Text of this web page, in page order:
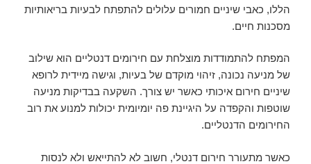
הללו, כאבי שיניים חמורים עלולים להתפתח לבעיות בריאותיות
מסכנות חיים.
המפתח להתמודדות מוצלחת עם חירומים דנטליים הוא שילוב
של מניעה נכונה, זיהוי מוקדם של בעיות, וגישה מיידית לרופא
שיניים חירום איכותי כאשר יש צורך. השקעה בבדיקות מניעה
שוטפות והקפדה על היגיינת פה יומיומית יכולות למנוע את רוב
החירומים הדנטליים.
כאשר מתעורר חירום דנטלי, חשוב לא להתייאש ולא לנסות